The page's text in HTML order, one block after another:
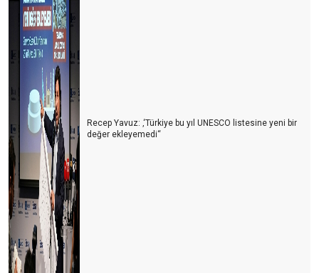
Recep Yavuz: ‚‘Türkiye bu yıl UNESCO listesine yeni bir
değer ekleyemedi‘‘